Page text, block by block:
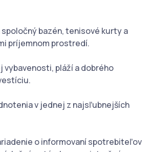
bazén, tenisové kurty a
príjemnom prostredí.
pláží a dobrého
v jednej z najsľubnejších
o informovaní spotrebiteľov